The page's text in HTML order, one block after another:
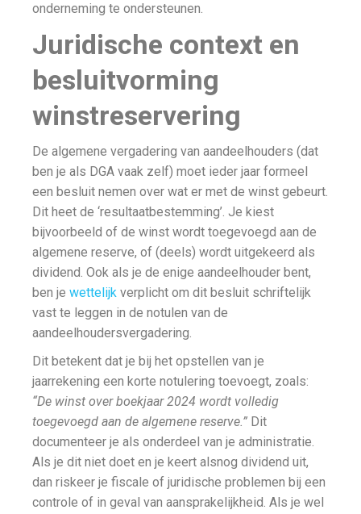
onderneming te ondersteunen.
Juridische context en
besluitvorming
winstreservering
De algemene vergadering van aandeelhouders (dat
ben je als DGA vaak zelf) moet ieder jaar formeel
een besluit nemen over wat er met de winst gebeurt.
Dit heet de ‘resultaatbestemming’. Je kiest
bijvoorbeeld of de winst wordt toegevoegd aan de
algemene reserve, of (deels) wordt uitgekeerd als
dividend. Ook als je de enige aandeelhouder bent,
ben je wettelijk verplicht om dit besluit schriftelijk
vast te leggen in de notulen van de
aandeelhoudersvergadering.
Dit betekent dat je bij het opstellen van je
jaarrekening een korte notulering toevoegt, zoals:
“De winst over boekjaar 2024 wordt volledig
toegevoegd aan de algemene reserve.” Dit
documenteer je als onderdeel van je administratie.
Als je dit niet doet en je keert alsnog dividend uit,
dan riskeer je fiscale of juridische problemen bij een
controle of in geval van aansprakelijkheid. Als je wel